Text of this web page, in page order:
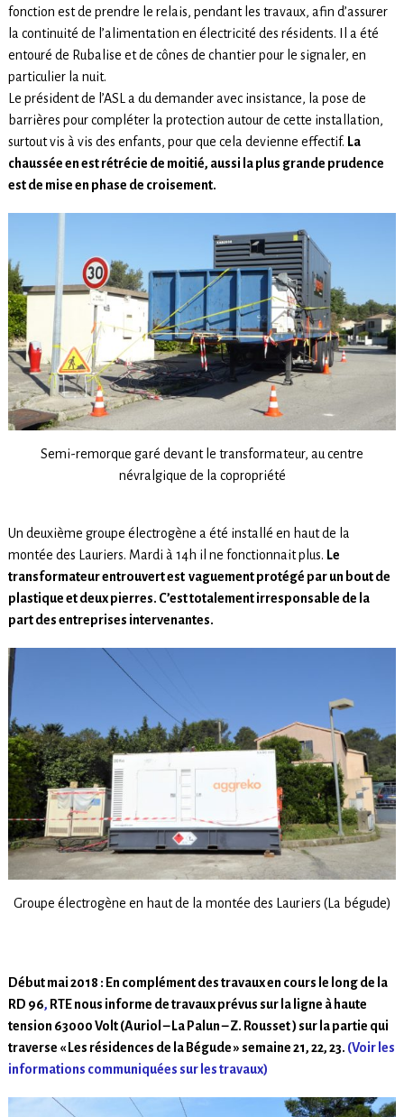
fonction est de prendre le relais, pendant les travaux, afin d’assurer
la continuité de l’alimentation en électricité des résidents. Il a été
entouré de Rubalise et de cônes de chantier pour le signaler, en
particulier la nuit.
Le président de l’ASL a du demander avec insistance, la pose de
barrières pour compléter la protection autour de cette installation,
surtout vis à vis des enfants, pour que cela devienne effectif. La
chaussée en est rétrécie de moitié, aussi la plus grande prudence
est de mise en phase de croisement.
Semi-remorque garé devant le transformateur, au centre
névralgique de la copropriété
Un deuxième groupe électrogène a été installé en haut de la
montée des Lauriers. Mardi à 14h il ne fonctionnait plus. Le
transformateur entrouvert est vaguement protégé par un bout de
plastique et deux pierres. C’est totalement irresponsable de la
part des entreprises intervenantes.
Groupe électrogène en haut de la montée des Lauriers (La bégude)
Début mai 2018 : En complément des travaux en cours le long de la
RD 96, RTE nous informe de travaux prévus sur la ligne à haute
tension 63000 Volt (Auriol – La Palun – Z. Rousset ) sur la partie qui
traverse « Les résidences de la Bégude » semaine 21, 22, 23. (Voir les
informations communiquées sur les travaux)